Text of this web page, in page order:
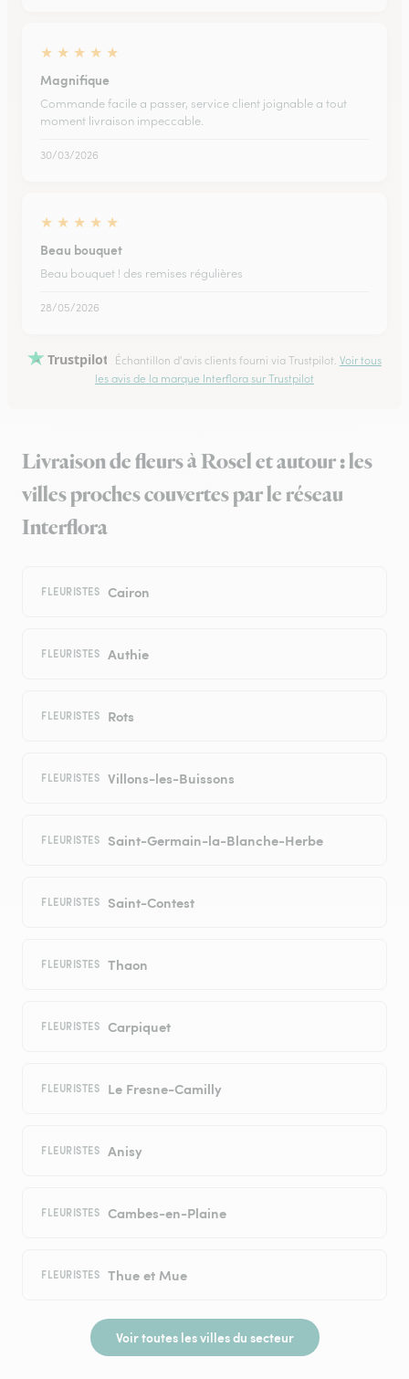
★ ★ ★ ★ ★
Magnifique
Commande facile a passer, service client joignable a tout
moment livraison impeccable.
30/03/2026
★ ★ ★ ★ ★
Beau bouquet
Beau bouquet ! des remises régulières
28/05/2026
Trustpilot Échantillon d'avis clients fourni via Trustpilot. Voir tous
les avis de la marque Interflora sur Trustpilot
Livraison de fleurs à Rosel et autour : les
villes proches couvertes par le réseau
Interflora
FLEURISTES Cairon
FLEURISTES Authie
FLEURISTES Rots
FLEURISTES Villons-les-Buissons
FLEURISTES Saint-Germain-la-Blanche-Herbe
FLEURISTES Saint-Contest
FLEURISTES Thaon
FLEURISTES Carpiquet
FLEURISTES Le Fresne-Camilly
FLEURISTES Anisy
FLEURISTES Cambes-en-Plaine
FLEURISTES Thue et Mue
Voir toutes les villes du secteur